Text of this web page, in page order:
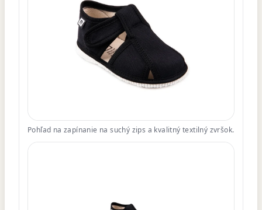
Pohľad na zapínanie na suchý zips a kvalitný textilný zvršok.